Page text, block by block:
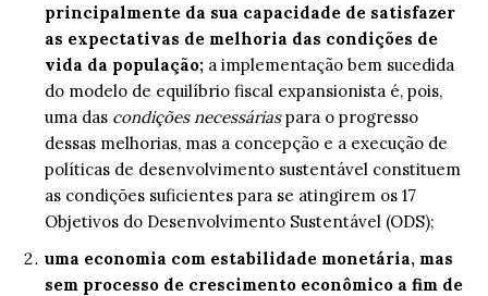
principalmente da sua capacidade de satisfazer
as expectativas de melhoria das condições de
vida da população; a implementação bem sucedida
do modelo de equilíbrio fiscal expansionista é, pois,
uma das condições necessáriaspara o progresso
dessas melhorias, mas a concepção e a execução de
políticas de desenvolvimento sustentável constituem
as condições suficientes para se atingirem os 17
Objetivos do Desenvolvimento Sustentável (ODS);
uma economia com estabilidade monetária, mas
sem processo de crescimento econômico a fim de